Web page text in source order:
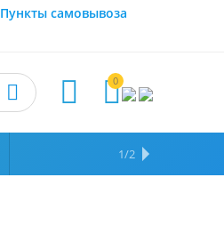
Пункты самовывоза
0



НАМ ДОВЕРЯЮТ
1/2